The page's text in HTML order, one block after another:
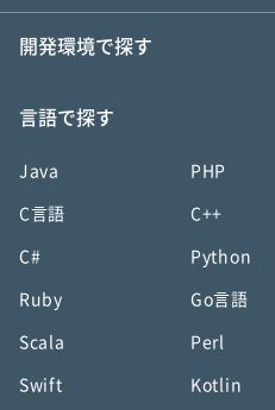
開発環境で探す
言語で探す
Java PHP
C言語 C++
C# Python
Ruby Go言語
Scala Perl
Swift Kotlin